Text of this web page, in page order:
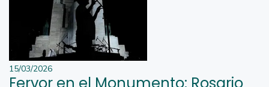
15/03/2026
Fervor en el Monumento: Rosario